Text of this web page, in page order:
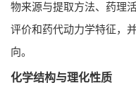
物来源与提取方法、药理
评价和药代动力学特征，
向。
化学结构与理化性质